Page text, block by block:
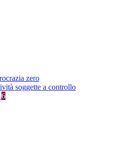
zero
soggette a controllo
6